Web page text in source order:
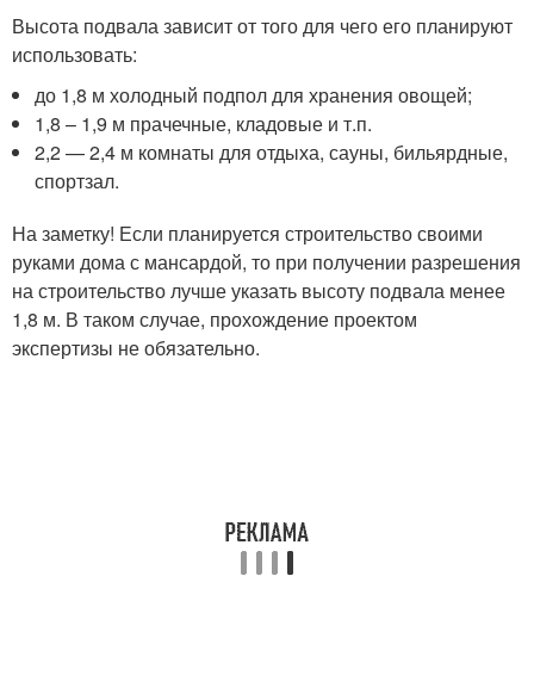
Высота подвала зависит от того для чего его планируют
использовать:
до 1,8 м холодный подпол для хранения овощей;
1,8 – 1,9 м прачечные, кладовые и т.п.
2,2 — 2,4 м комнаты для отдыха, сауны, бильярдные,
спортзал.
На заметку! Если планируется строительство своими
руками дома с мансардой, то при получении разрешения
на строительство лучше указать высоту подвала менее
1,8 м. В таком случае, прохождение проектом
экспертизы не обязательно.